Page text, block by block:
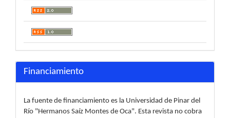
Financiamiento
La fuente de financiamiento es la Universidad de Pinar del
Río "Hermanos Saíz Montes de Oca". Esta revista no cobra